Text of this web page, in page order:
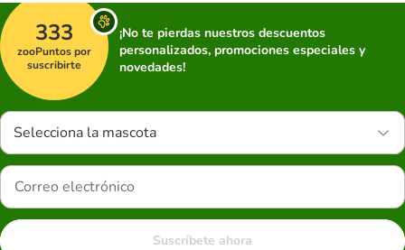
333
zooPuntos por
suscribirte
¡No te pierdas nuestros descuentos
personalizados, promociones especiales y
novedades!
Selecciona la mascota
Suscríbete ahora